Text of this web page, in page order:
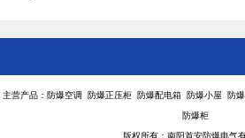
主营产品：防爆空调 防爆正压柜 防爆配电箱 防爆小屋 防
防爆柜
版权所有：南阳首安防爆电气